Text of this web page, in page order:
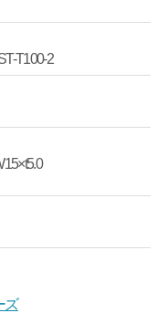
T100-2
ズ